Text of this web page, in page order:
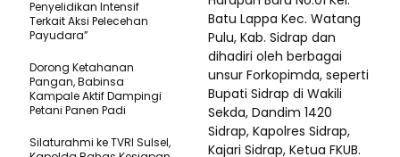
Batu Lappa Kec. Watang
Pulu, Kab. Sidrap dan
dihadiri oleh berbagai
unsur Forkopimda, seperti
Bupati Sidrap di Wakili
Sekda, Dandim 1420
Sidrap, Kapolres Sidrap,
Kajari Sidrap, Ketua FKUB.
Penyelidikan Intensif
Terkait Aksi Pelecehan
Payudara”
Dorong Ketahanan
Pangan, Babinsa
Kampale Aktif Dampingi
Petani Panen Padi
Silaturahmi ke TVRI Sulsel,